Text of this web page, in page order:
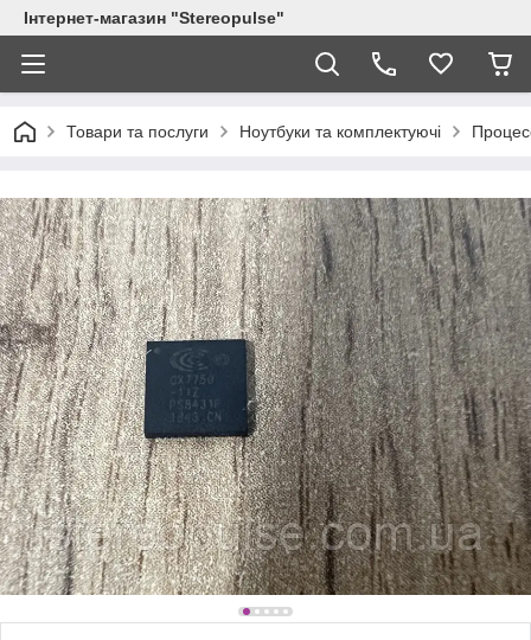
Інтернет-магазин "Stereopulse"
Товари та послуги Ноутбуки та комплектуючі